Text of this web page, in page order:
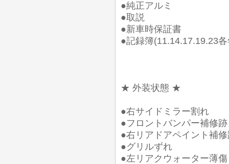
●純正アルミ
●取説
●新車時保証書
●記録簿(11.14.17.19.23
★ 外装状態 ★
●右サイドミラー割れ
●フロントバンパー補修跡
●右リアドアペイント補
●グリルずれ
●左リアクウォーター薄傷